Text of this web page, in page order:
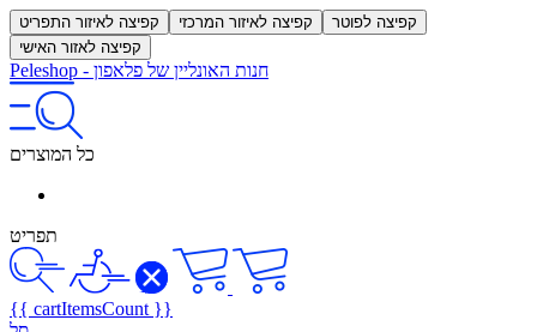
קפיצה לאיזור התפריט קפיצה לאיזור המרכזי
קפיצה לפוטר
קפיצה לאזור האישי
Peleshop - חנות האונליין של פלאפון
כל המוצרים
תפריט
{{ cartItemsCount }}